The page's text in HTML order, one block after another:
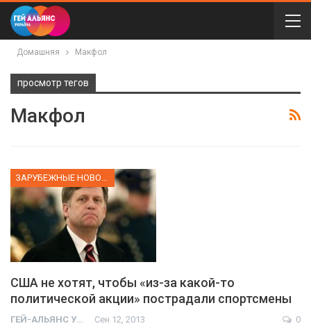
Домашняя Макфол
просмотр тегов
Макфол
США не хотят, чтобы «из-за какой-то
политической акции» пострадали спортсмены
ГЕЙ-АЛЬЯНС УКРАИНА Сен 12, 2013
0